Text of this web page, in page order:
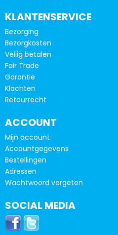
KLANTENSERVICE
Bezorging
Bezorgkosten
Veilig betalen
Fair Trade
Garantie
Klachten
Retourrecht
ACCOUNT
Mijn account
Accountgegevens
Bestellingen
Adressen
Wachtwoord vergeten
SOCIAL MEDIA